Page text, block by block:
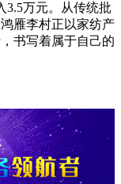
3.5万元。从传统批
雁李村正以家纺产
书写着属于自己的